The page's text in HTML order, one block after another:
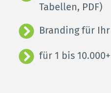
Tabellen, PDF)
Branding für
für 1 bis